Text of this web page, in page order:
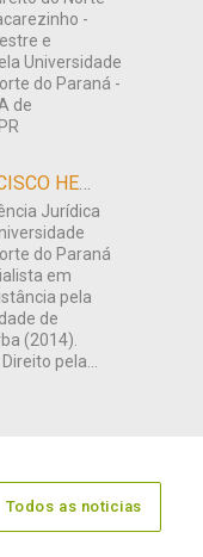
-
e
Universidade
do Paraná -
de
RENÊ FRANCISCO HELLMAN
Jurídica
do Paraná
em
pela
de
(2014).
pela...
Todos as noticias